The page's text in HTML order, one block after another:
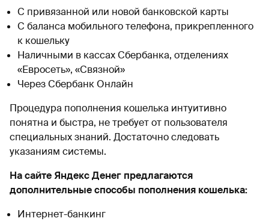
С привязанной или новой банковской карты
С баланса мобильного телефона, прикрепленного
к кошельку
Наличными в кассах Сбербанка, отделениях
«Евросеть», «Связной»
Через Сбербанк Онлайн
Процедура пополнения кошелька интуитивно
понятна и быстра, не требует от пользователя
специальных знаний. Достаточно следовать
указаниям системы.
На сайте Яндекс Денег предлагаются
дополнительные способы пополнения кошелька:
Интернет-банкинг